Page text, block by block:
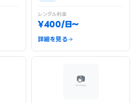
レンタル料金
¥400/日〜
詳細を見る